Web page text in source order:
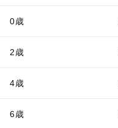
0歳
2歳
4歳
6歳